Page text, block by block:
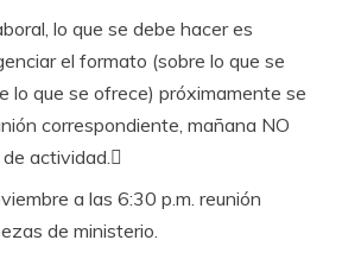
lo que se debe hacer es
el formato (sobre lo que se
lo que se ofrece) próximamente se
correspondiente, mañana NO
actividad.
a las 6:30 p.m. reunión
de ministerio.